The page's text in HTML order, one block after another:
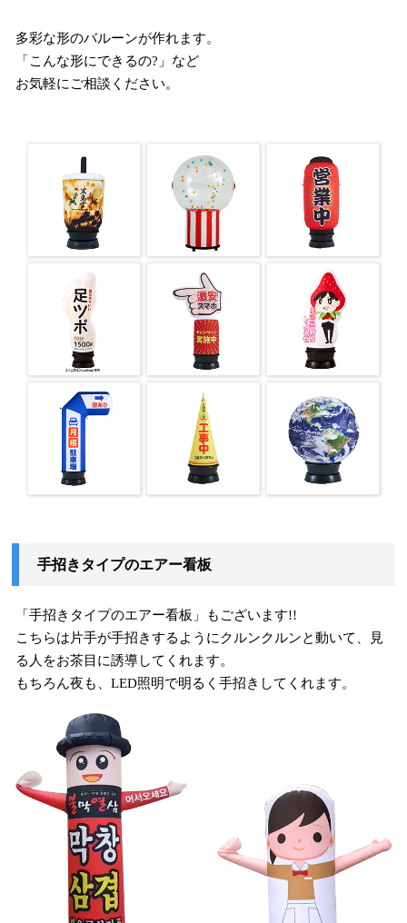
多彩な形のバルーンが作れます。
「こんな形にできるの?」など
お気軽にご相談ください。
手招きタイプのエアー看板
「手招きタイプのエアー看板」もございます!!
こちらは片手が手招きするようにクルンクルンと動いて、見
る人をお茶目に誘導してくれます。
もちろん夜も、LED照明で明るく手招きしてくれます。